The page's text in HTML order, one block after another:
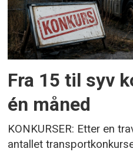
Fra 15 til syv
én måned
KONKURSER: Etter en
antallet